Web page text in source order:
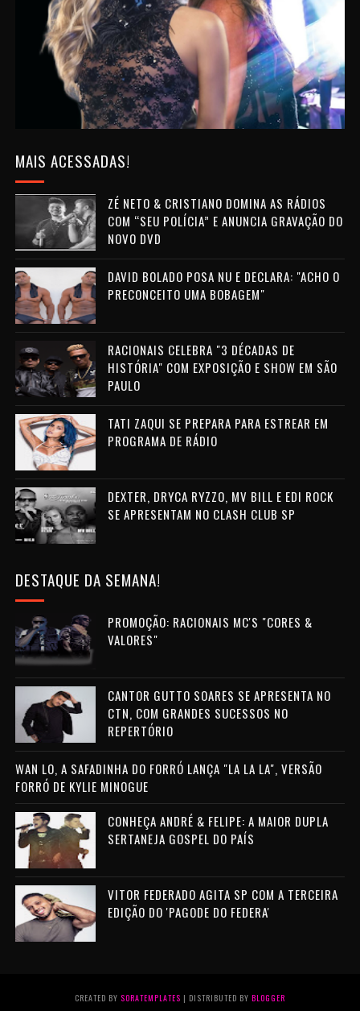
MAIS ACESSADAS!
ZÉ NETO & CRISTIANO DOMINA AS RÁDIOS
COM “SEU POLÍCIA” E ANUNCIA GRAVAÇÃO DO
NOVO DVD
DAVID BOLADO POSA NU E DECLARA: "ACHO O
PRECONCEITO UMA BOBAGEM"
RACIONAIS CELEBRA "3 DÉCADAS DE
HISTÓRIA" COM EXPOSIÇÃO E SHOW EM SÃO
PAULO
TATI ZAQUI SE PREPARA PARA ESTREAR EM
PROGRAMA DE RÁDIO
DEXTER, DRYCA RYZZO, MV BILL E EDI ROCK
SE APRESENTAM NO CLASH CLUB SP
DESTAQUE DA SEMANA!
PROMOÇÃO: RACIONAIS MC'S "CORES &
VALORES"
CANTOR GUTTO SOARES SE APRESENTA NO
CTN, COM GRANDES SUCESSOS NO
REPERTÓRIO
WAN LO, A SAFADINHA DO FORRÓ LANÇA "LA LA LA", VERSÃO
FORRÓ DE KYLIE MINOGUE
CONHEÇA ANDRÉ & FELIPE: A MAIOR DUPLA
SERTANEJA GOSPEL DO PAÍS
VITOR FEDERADO AGITA SP COM A TERCEIRA
EDIÇÃO DO 'PAGODE DO FEDERA'
CREATED BY SORATEMPLATES | DISTRIBUTED BY BLOGGER